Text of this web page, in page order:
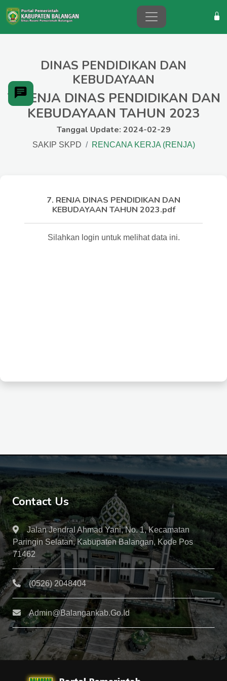
DINAS PENDIDIKAN DAN
KEBUDAYAAN
7. RENJA DINAS PENDIDIKAN DAN
KEBUDAYAAN TAHUN 2023
Tanggal Update: 2024-02-29
SAKIP SKPD RENCANA KERJA (RENJA)
7. RENJA DINAS PENDIDIKAN DAN
KEBUDAYAAN TAHUN 2023.pdf
Silahkan login untuk melihat data ini.
Contact Us
Jalan Jendral Ahmad Yani, No. 1, Kecamatan
Paringin Selatan, Kabupaten Balangan, Kode Pos
71462
(0526) 2048404
Admin@balangankab.go.id